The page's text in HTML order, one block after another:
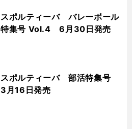
スポルティーバ バレーボール
特集号 Vol.4 6月30日発売
スポルティーバ 部活特集号
3月16日発売